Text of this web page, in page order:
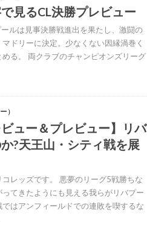
見るCL決勝プレビュー
ルは見事決勝戦進出を果たし、激闘の
ドリーに決定。少なくない因縁渦巻く
る。 両クラブのチャンピオンズリーグ
）
ビュー＆プレビュー】リバ
?天王山・シティ戦を展
レッズです。 悪夢のリーグ5戦勝ちな
てきたようにも見える我らがリバプー
はアンフィールドでの連敗を喫するな